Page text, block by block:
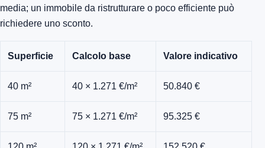
media; un immobile da ristrutturare o poco efficiente può
richiedere uno sconto.
Superficie Calcolo base Valore indicativo
40 m² 40 × 1.271 €/m² 50.840 €
75 m² 75 × 1.271 €/m² 95.325 €